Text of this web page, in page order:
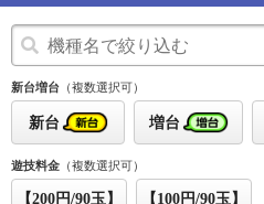
新台増台 （複数選択可）
新台 増台
遊技料金 （複数選択可）
【200円/90玉】 【100円/90玉】